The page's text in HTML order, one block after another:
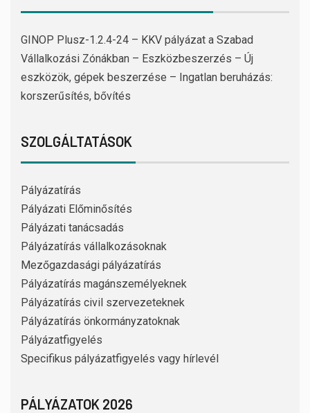
GINOP Plusz-1.2.4-24 – KKV pályázat a Szabad
Vállalkozási Zónákban – Eszközbeszerzés – Új
eszközök, gépek beszerzése – Ingatlan beruházás:
korszerűsítés, bővítés
SZOLGÁLTATÁSOK
Pályázatírás
Pályázati Előminősítés
Pályázati tanácsadás
Pályázatírás vállalkozásoknak
Mezőgazdasági pályázatírás
Pályázatírás magánszemélyeknek
Pályázatírás civil szervezeteknek
Pályázatírás önkormányzatoknak
Pályázatfigyelés
Specifikus pályázatfigyelés vagy hírlevél
PÁLYÁZATOK 2026